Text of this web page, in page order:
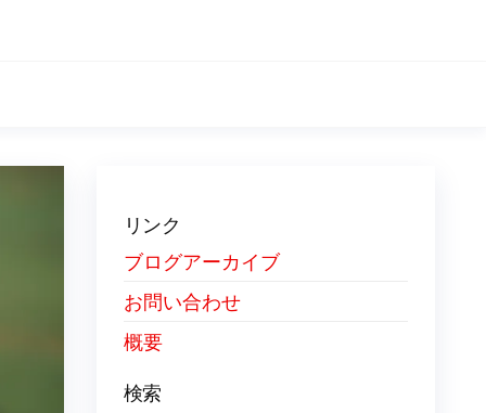
リンク
ブログアーカイブ
お問い合わせ
概要
検索